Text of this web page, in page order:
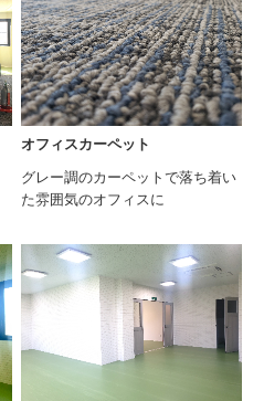
オフィスカーペット
グレー調のカーペットで落ち着い
た雰囲気のオフィスに